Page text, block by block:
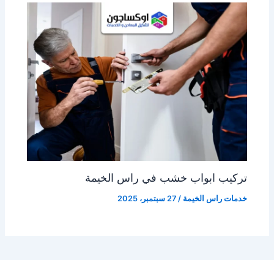
تركيب ابواب خشب في راس الخيمة
خدمات راس الخيمة /27 سبتمبر، 2025